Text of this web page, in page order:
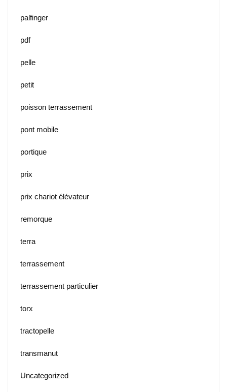
palfinger
pdf
pelle
petit
poisson terrassement
pont mobile
portique
prix
prix chariot élévateur
remorque
terra
terrassement
terrassement particulier
torx
tractopelle
transmanut
Uncategorized